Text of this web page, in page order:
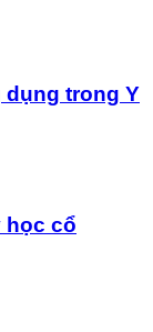
trong Y
học cổ